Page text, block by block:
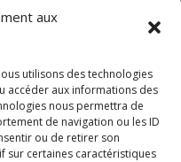
aux
utilisons des technologies
accéder aux informations des
nous permettra de
de navigation ou les ID
ou de retirer son
sur certaines caractéristiques
de
billets